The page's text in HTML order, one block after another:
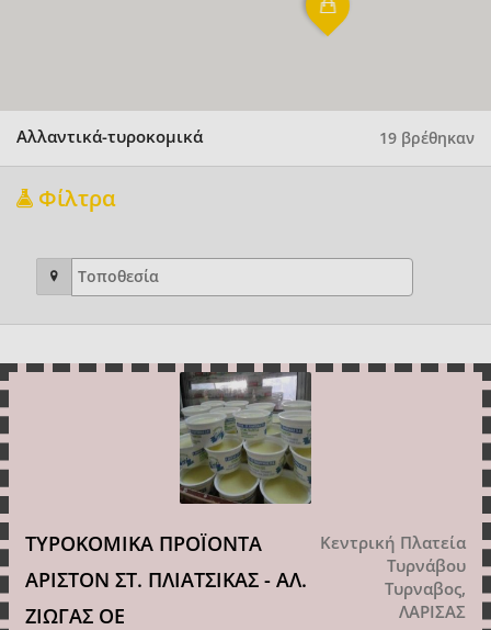
Αλλαντικά-τυροκομικά 19 βρέθηκαν
Φίλτρα
ΤΥΡΟΚΟΜΙΚΑ ΠΡΟΪΟΝΤΑ
ΑΡΙΣΤΟΝ ΣΤ. ΠΛΙΑΤΣΙΚΑΣ - ΑΛ.
ΖΙΩΓΑΣ ΟΕ
Κεντρική Πλατεία
Τυρνάβου
Τυρναβος,
ΛΑΡΙΣΑΣ